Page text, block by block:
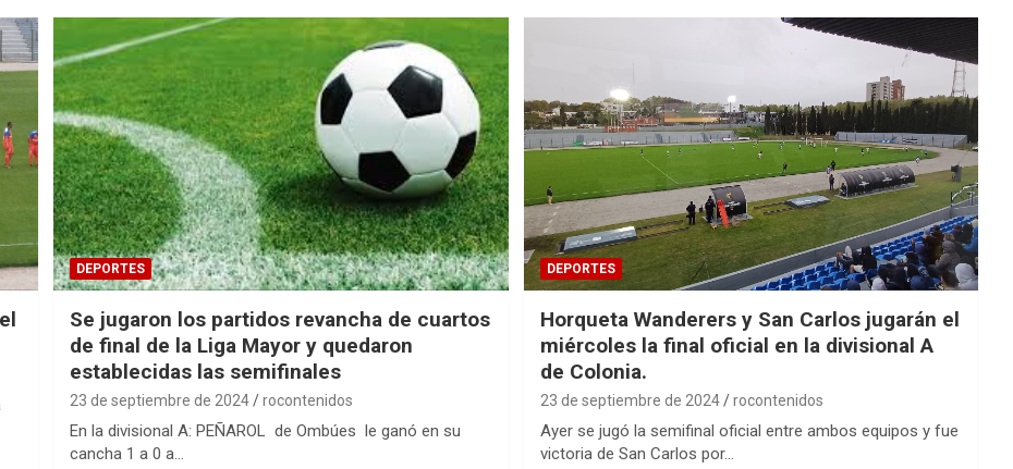
DEPORTES
Se jugaron los partidos revancha de cuartos
de final de la Liga Mayor y quedaron
establecidas las semifinales
23 de septiembre de 2024 rocontenidos
En la divisional A: PEÑAROL de Ombúes le ganó en su
cancha 1 a 0 a…
DEPORTES
Horqueta Wanderers y San Carlos jugarán el
miércoles la final oficial en la divisional A
de Colonia.
23 de septiembre de 2024 rocontenidos
Ayer se jugó la semifinal oficial entre ambos equipos y fue
victoria de San Carlos por…